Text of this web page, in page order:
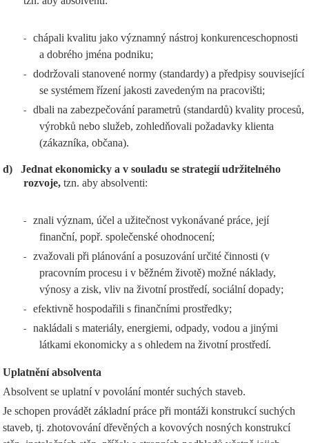
-
chápali kvalitu jako významný nástroj konkurenceschopnosti
a dobrého jména podniku;
-
dodržovali stanovené normy (standardy) a předpisy související
se systémem řízení jakosti zavedeným na pracovišti;
-
dbali na zabezpečování parametrů (standardů) kvality procesů,
výrobků nebo služeb, zohledňovali požadavky klienta
(zákazníka, občana).
d)
Jednat ekonomicky a v souladu se strategií udržitelného
rozvoje, tzn. aby absolventi:
-
znali význam, účel a užitečnost vykonávané práce, její
finanční, popř. společenské ohodnocení;
-
zvažovali při plánování a posuzování určité činnosti (v
pracovním procesu i v běžném životě) možné náklady,
výnosy a zisk, vliv na životní prostředí, sociální dopady;
- efektivně hospodařili s finančními prostředky;
-
nakládali s materiály, energiemi, odpady, vodou a jinými
látkami ekonomicky a s ohledem na životní prostředí.
Uplatnění absolventa
Absolvent se uplatní v povolání montér suchých staveb.
Je schopen provádět základní práce při montáži konstrukcí suchých
staveb, tj. zhotovování dřevěných a kovových nosných konstrukcí